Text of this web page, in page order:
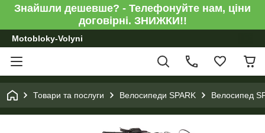
Знайшли дешевше? - Телефонуйте нам, ціни
договірні. ЗНИЖКИ!!
Motobloky-Volyni
Товари та послуги Велосипеди SPARK Велосипед